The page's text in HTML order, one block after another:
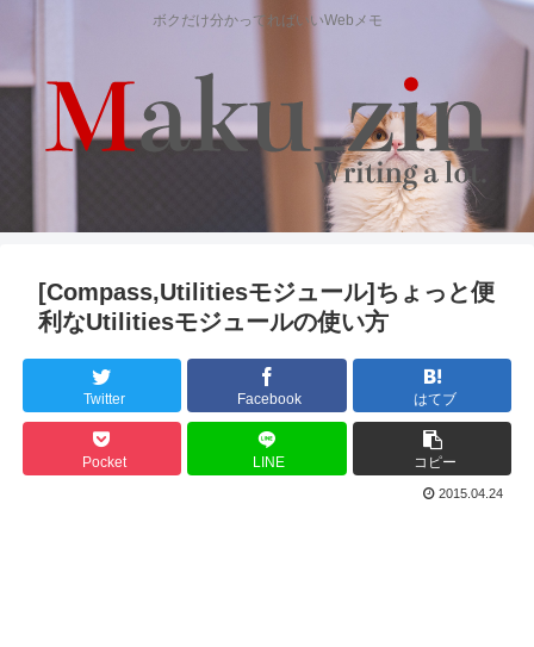
ボクだけ分かってればいいWebメモ
[Compass,Utilitiesモジュール]ちょっと便
利なUtilitiesモジュールの使い方
Twitter Facebook はてブ
Pocket LINE コピー
2015.04.24